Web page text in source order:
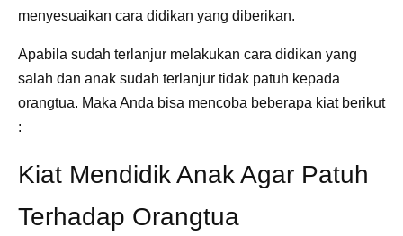
menyesuaikan cara didikan yang diberikan.
Apabila sudah terlanjur melakukan cara didikan yang
salah dan anak sudah terlanjur tidak patuh kepada
orangtua. Maka Anda bisa mencoba beberapa kiat berikut
:
Kiat Mendidik Anak Agar Patuh
Terhadap Orangtua